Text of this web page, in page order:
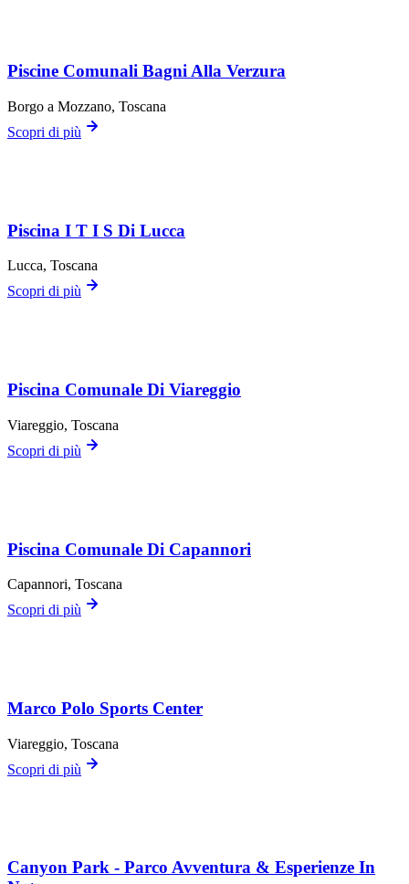
Piscine Comunali Bagni Alla Verzura
Borgo a Mozzano, Toscana
Scopri di più
Piscina I T I S Di Lucca
Lucca, Toscana
Scopri di più
Piscina Comunale Di Viareggio
Viareggio, Toscana
Scopri di più
Piscina Comunale Di Capannori
Capannori, Toscana
Scopri di più
Marco Polo Sports Center
Viareggio, Toscana
Scopri di più
Canyon Park - Parco Avventura & Esperienze In